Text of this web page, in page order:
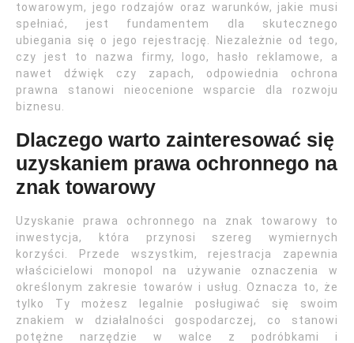
towarowym, jego rodzajów oraz warunków, jakie musi
spełniać, jest fundamentem dla skutecznego
ubiegania się o jego rejestrację. Niezależnie od tego,
czy jest to nazwa firmy, logo, hasło reklamowe, a
nawet dźwięk czy zapach, odpowiednia ochrona
prawna stanowi nieocenione wsparcie dla rozwoju
biznesu.
Dlaczego warto zainteresować się
uzyskaniem prawa ochronnego na
znak towarowy
Uzyskanie prawa ochronnego na znak towarowy to
inwestycja, która przynosi szereg wymiernych
korzyści. Przede wszystkim, rejestracja zapewnia
właścicielowi monopol na używanie oznaczenia w
określonym zakresie towarów i usług. Oznacza to, że
tylko Ty możesz legalnie posługiwać się swoim
znakiem w działalności gospodarczej, co stanowi
potężne narzędzie w walce z podróbkami i